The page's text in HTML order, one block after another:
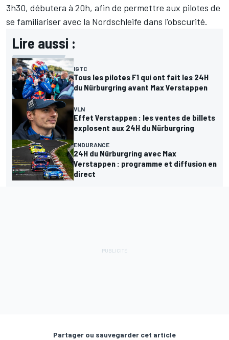
3h30, débutera à 20h, afin de permettre aux pilotes de
se familiariser avec la Nordschleife dans l'obscurité.
Lire aussi :
IGTC
Tous les pilotes F1 qui ont fait les 24H
du Nürburgring avant Max Verstappen
VLN
Effet Verstappen : les ventes de billets
explosent aux 24H du Nürburgring
ENDURANCE
24H du Nürburgring avec Max
Verstappen : programme et diffusion en
direct
Partager ou sauvegarder cet article